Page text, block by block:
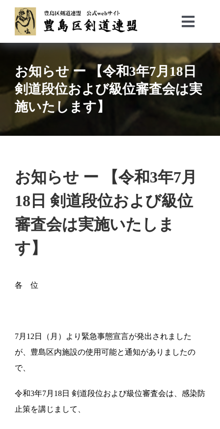
Top
会長挨拶／沿革
役員等
事業計画
トピックス
加盟団体
お問い合わせ
お知らせ ー 【令和3年7月18日
剣道段位および級位審査会は実
施いたします】
お知らせ ー 【令和3年7月
18日 剣道段位および級位
審査会は実施いたしま
す】
各 位
7月12日（月）より緊急事態宣言が発出されました
が、豊島区内施設の使用可能と通知がありましたの
で、
令和3年7月18日 剣道段位および級位審査会は、感染防
止策を講じまして、